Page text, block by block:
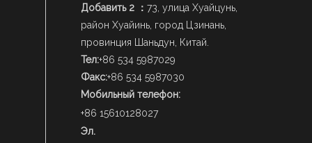
Добавить 2 ： 73, улица Хуайцунь,
район Хуайинь, город Цзинань,
провинция Шаньдун, Китай.
Тел:+86 534 5987029
Факс:+86 534 5987030
Мобильный телефон:
+86 15610128027
Эл.